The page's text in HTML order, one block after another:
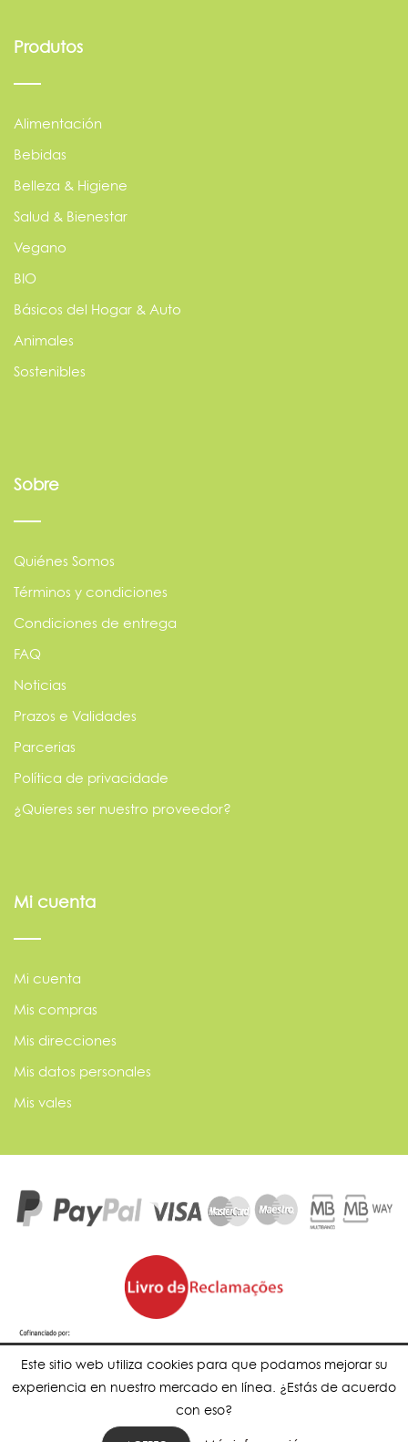
Este sitio web utiliza cookies para que podamos mejorar su
experiencia en nuestro mercado en línea. ¿Estás de acuerdo
con eso?
Produtos
Alimentación
Bebidas
Belleza & Higiene
Salud & Bienestar
Vegano
BIO
Básicos del Hogar & Auto
Animales
Sostenibles
Sobre
Quiénes Somos
Términos y condiciones
Condiciones de entrega
FAQ
Noticias
Prazos e Validades
Parcerias
Política de privacidade
¿Quieres ser nuestro proveedor?
Mi cuenta
Mi cuenta
Mis compras
Mis direcciones
Mis datos personales
Mis vales